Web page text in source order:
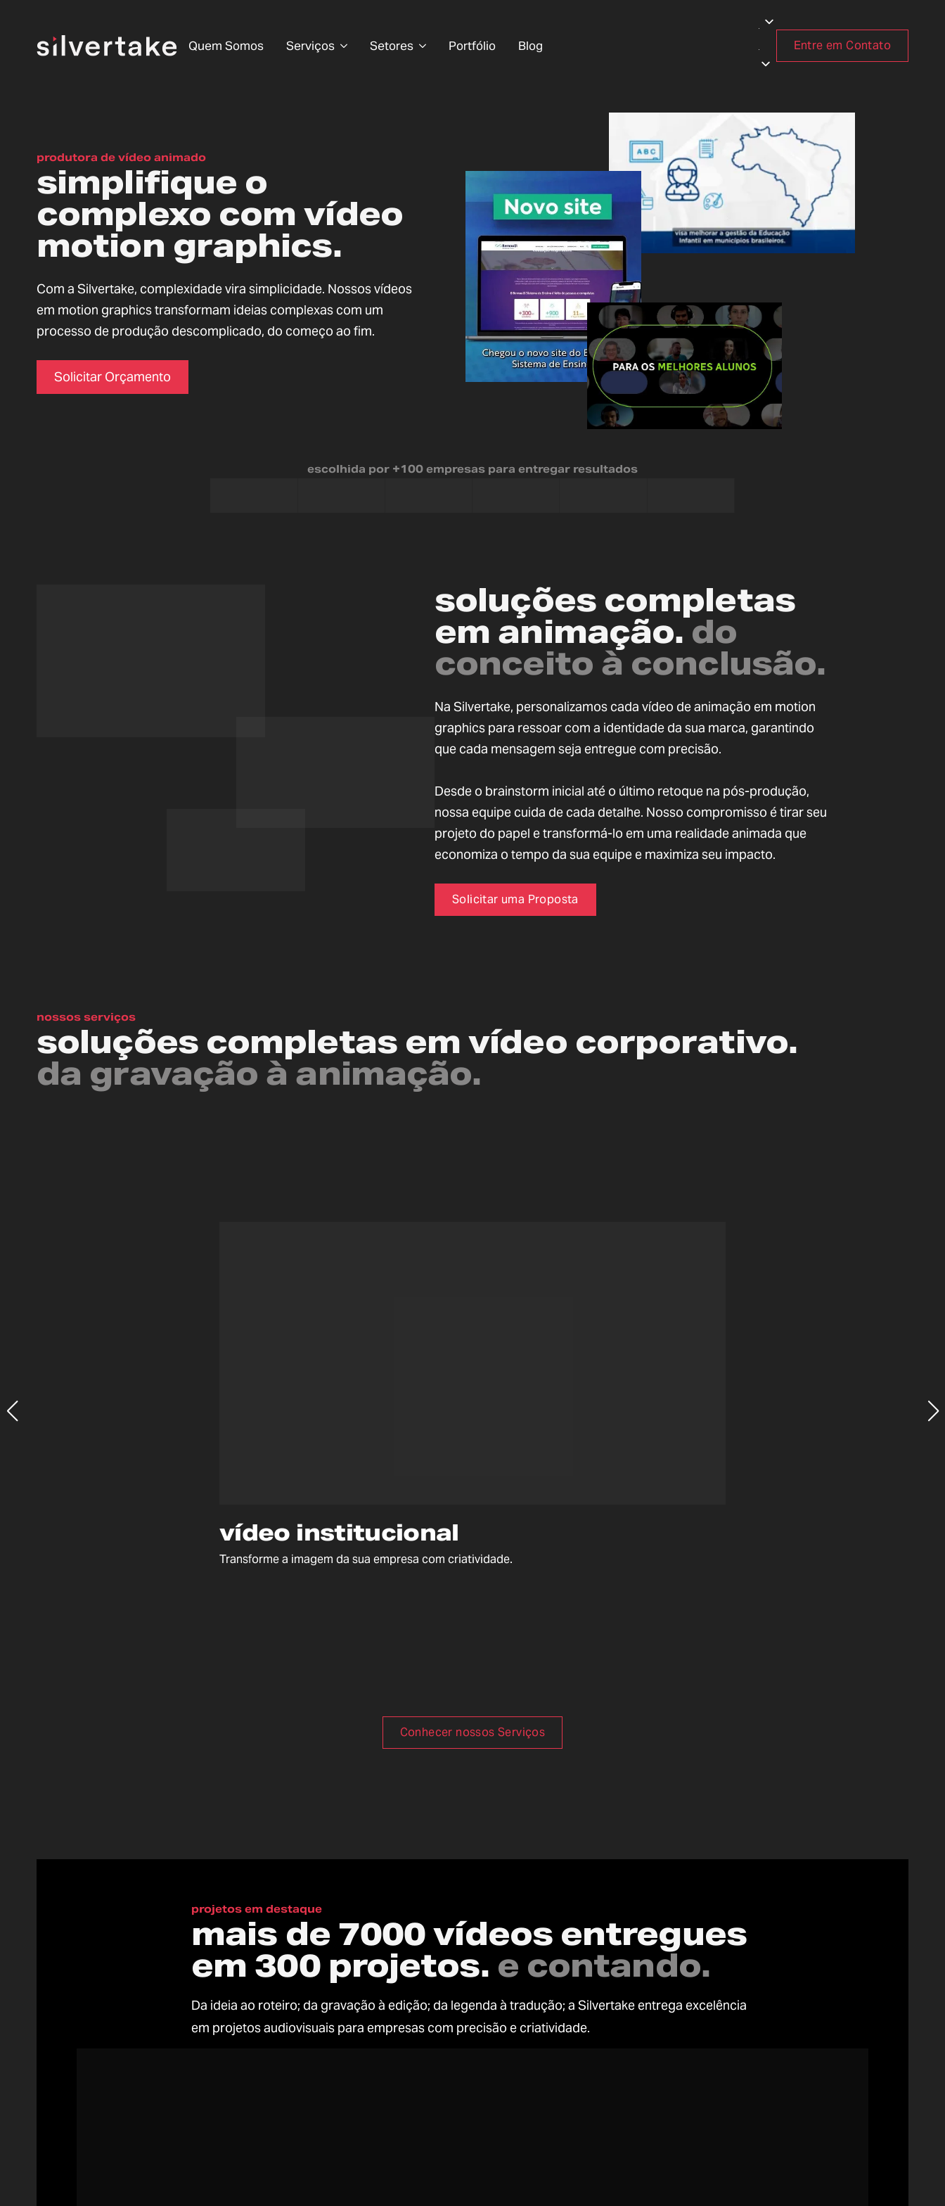
Quem Somos Serviços Setores Portfólio Blog Entre em Contato
produtora de vídeo animado
simplifique o
complexo com vídeo
motion graphics.
Com a Silvertake, complexidade vira simplicidade. Nossos vídeos
em motion graphics transformam ideias complexas com um
processo de produção descomplicado, do começo ao fim.
Solicitar Orçamento
escolhida por +100 empresas para entregar resultados
soluções completas
em animação.do
conceito à conclusão.
Na Silvertake, personalizamos cada vídeo de animação em motion
graphics para ressoar com a identidade da sua marca, garantindo
que cada mensagem seja entregue com precisão.
Desde o brainstorm inicial até o último retoque na pós-produção,
nossa equipe cuida de cada detalhe. Nosso compromisso é tirar seu
projeto do papel e transformá-lo em uma realidade animada que
economiza o tempo da sua equipe e maximiza seu impacto.
Solicitar uma Proposta
nossos serviços
soluções completas em vídeo corporativo.
da gravação à animação.
vídeo institucional
Transforme a imagem da sua empresa com criatividade.
Conhecer nossos Serviços
projetos em destaque
mais de 7000 vídeos entregues
em 300 projetos. e contando.
Da ideia ao roteiro; da gravação à edição; da legenda à tradução; a Silvertake entrega excelência
em projetos audiovisuais para empresas com precisão e criatividade.